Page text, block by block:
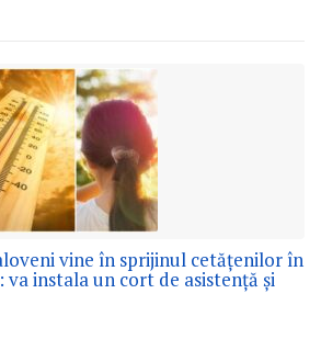
vine în sprijinul cetățenilor în
va instala un cort de asistență și